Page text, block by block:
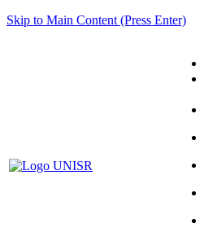
Skip to Main Content (Press Enter)